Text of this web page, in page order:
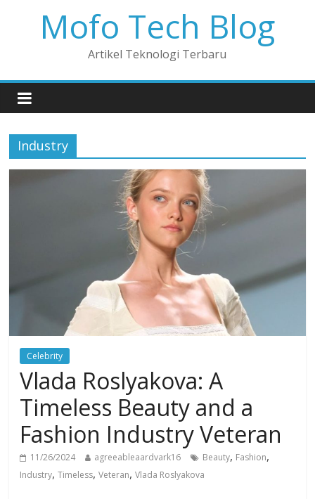
Mofo Tech Blog
Artikel Teknologi Terbaru
Industry
Celebrity
Vlada Roslyakova: A
Timeless Beauty and a
Fashion Industry Veteran
11/26/2024 agreeableaardvark16 Beauty, Fashion,
Industry,Timeless,Veteran,Vlada Roslyakova